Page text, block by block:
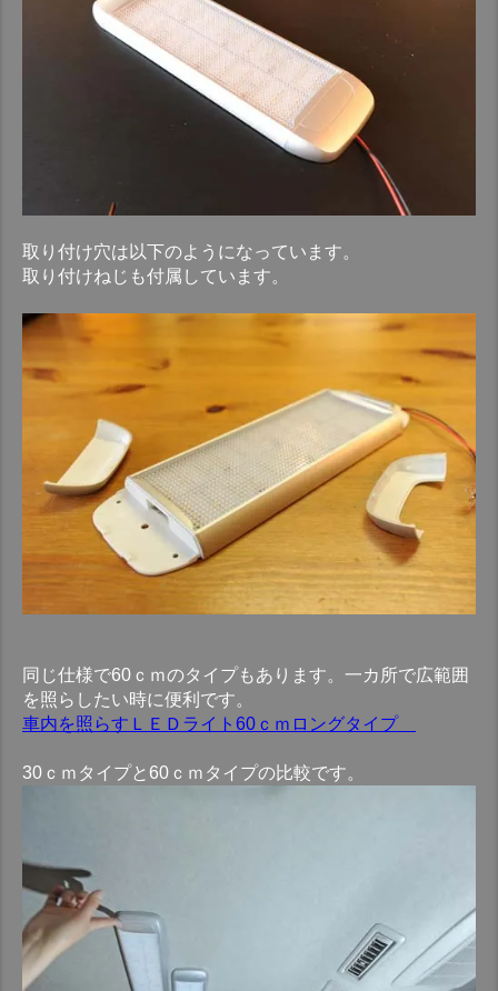
取り付け穴は以下のようになっています。
取り付けねじも付属しています。
同じ仕様で60ｃｍのタイプもあります。一カ所で広範囲
を照らしたい時に便利です。
車内を照らすＬＥＤライト60ｃｍロングタイプ
30ｃｍタイプと60ｃｍタイプの比較です。